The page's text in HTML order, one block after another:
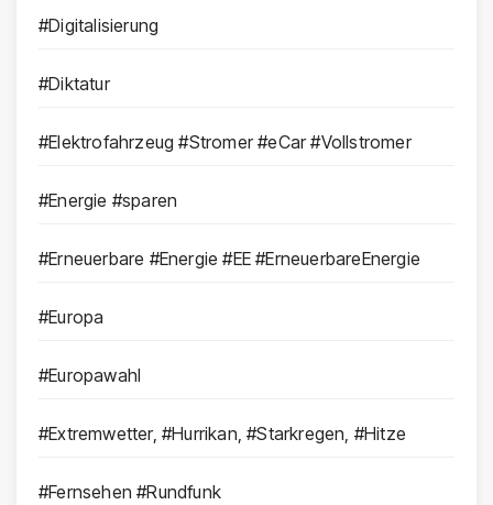
#Digitalisierung
#Diktatur
#Elektrofahrzeug #Stromer #eCar #Vollstromer
#Energie #sparen
#Erneuerbare #Energie #EE #ErneuerbareEnergie
#Europa
#Europawahl
#Extremwetter, #Hurrikan, #Starkregen, #Hitze
#Fernsehen #Rundfunk